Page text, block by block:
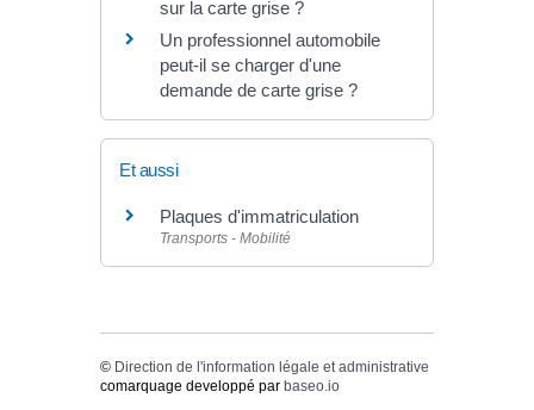
sur la carte grise ?
Un professionnel automobile
peut-il se charger d'une
demande de carte grise ?
Et aussi
Plaques d'immatriculation
Transports - Mobilité
© Direction de l'information légale et administrative
comarquage developpé par baseo.io